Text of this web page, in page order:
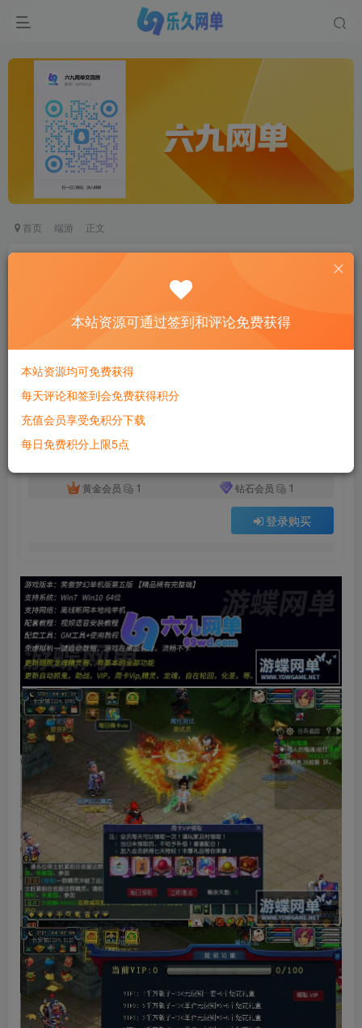
首页 端游 正文
笑傲梦幻西游单机版第五版翅膀龙魂精灵助战化圣
六九网单
2个月前更新
关注
3 1591 952
此内容为付费资源，请付费后查看
黄金会员
1 钻石会员 1
登录购买
付费资源
本站资源可通过签到和评论免费获得
本站资源均可免费获得
每天评论和签到会免费获得积分
充值会员享受免积分下载
每日免费积分上限5点